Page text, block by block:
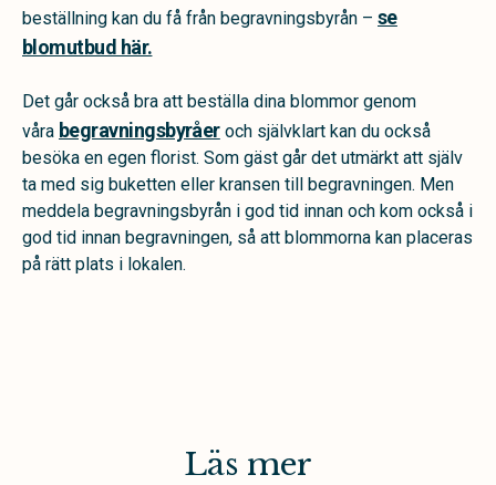
beställning kan du få från begravningsbyrån – se
blomutbud här.
Det går också bra att beställa dina blommor genom
våra begravningsbyråeroch självklart kan du också
besöka en egen florist. Som gäst går det utmärkt att själv
ta med sig buketten eller kransen till begravningen. Men
meddela begravningsbyrån i god tid innan och kom också i
god tid innan begravningen, så att blommorna kan placeras
på rätt plats i lokalen.
Läs mer